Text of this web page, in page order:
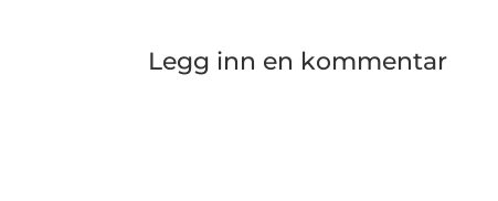
Legg inn en kommentar